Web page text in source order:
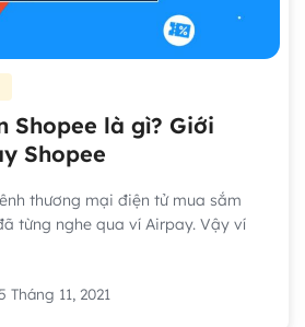
Shopee là gì? Giới
Shopee
thương mại điện tử mua sắm
từng nghe qua ví Airpay. Vậy ví
Tháng 11, 2021